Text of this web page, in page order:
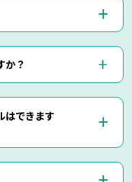
能です。
物の詳細など、ご説明
でございます。
きますのでご安心くだ
か？
ませ。
見積りを出せない場合
LINEでのお見積り
。
張お見積り』をご希望
はできます